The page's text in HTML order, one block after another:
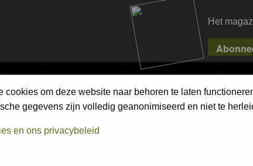
Het
ALBUMS COMPETITIONS PIXPAS MAGAZINE
cookies om deze website naar behoren te laten
gegevens zijn volledig geanonimiseerd en niet te
en ons privacybeleid
the FAQorsearch on the forum first.